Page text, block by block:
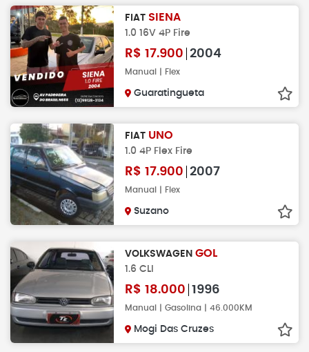
FIAT SIENA
1.0 16V 4P Fire
R$ 17.900 2004
Manual | Flex
Guaratingueta
FIAT UNO
1.0 4P Flex Fire
R$ 17.900 2007
Manual | Flex
Suzano
VOLKSWAGEN GOL
1.6 CLI
R$ 18.000 1996
Manual | Gasolina | 46.000KM
Mogi Das Cruzes